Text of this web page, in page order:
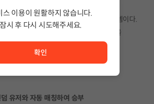
대전은 아니지만, 전 세계 플레이어들의
된 고스트 스코어와 경쟁할 수 있는 시스템이다.
어들의 스타일을 경험하며 자신의 실력을
플레이 데이터를 상대하는 모드
유저와 자동 매칭하여 승부
스 이용이 원활하지 않습니다.
잠시 후 다시 시도해주세요.
용이 원활하지 않습니다. <br/> 잠시 후 다시 시도
확인